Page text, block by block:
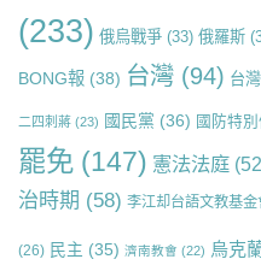
(233) 俄烏戰爭 (33) 俄羅斯
BONG報 (38) 台灣 (94) 台
二四刺蔣 (23) 國民黨 (36) 國防特別
罷免 (147) 憲法法庭
治時期 (58) 李江却台語文教基金
(26) 民主 (35) 濟南教會 (22) 烏克